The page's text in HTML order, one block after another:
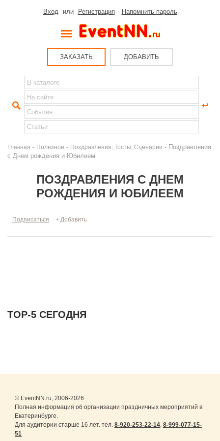
Вход или Регистрация Напомнить пароль
ЗАКАЗАТЬ ДОБАВИТЬ
Главная - Полезное - Поздравления, Тосты, Сценарии - Поздравления
с Днем рождения и Юбилеем
ПОЗДРАВЛЕНИЯ С ДНЕМ
РОЖДЕНИЯ И ЮБИЛЕЕМ
Подписаться + Добавить
ТОР-5 СЕГОДНЯ
© EventNN.ru, 2006-2026
Полная информация об организации праздничных мероприятий в
Екатеринбурге.
Для аудитории старше 16 лет. тел. 8-920-253-22-14, 8-999-077-15-
51